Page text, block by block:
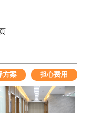
方案 担心费用